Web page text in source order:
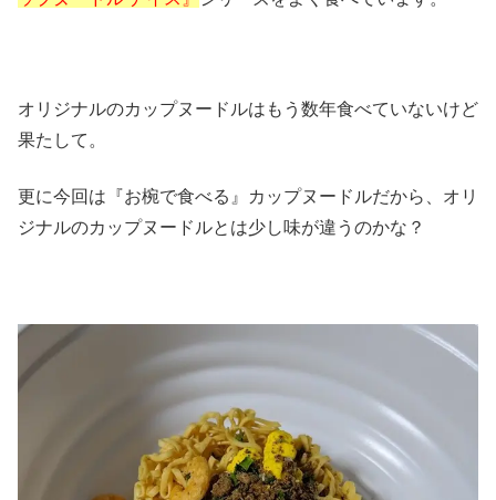
オリジナルのカップヌードルはもう数年食べていないけど
果たして。
更に今回は『お椀で食べる』カップヌードルだから、オリ
ジナルのカップヌードルとは少し味が違うのかな？